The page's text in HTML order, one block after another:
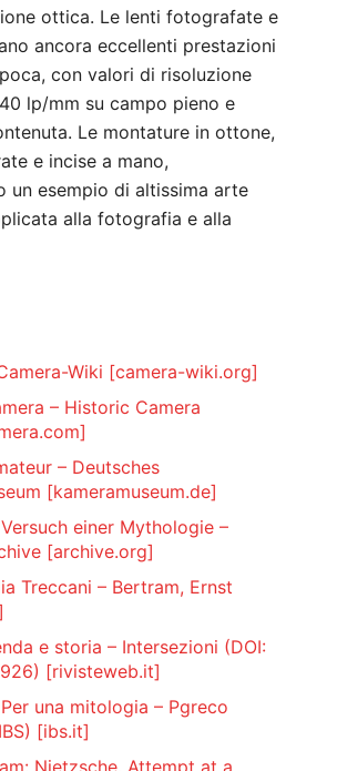
ottica. Le lenti fotografate e
ancora eccellenti prestazioni
con valori di risoluzione
lp/mm su campo pieno e
Le montature in ottone,
e incise a mano,
un esempio di altissima arte
alla fotografia e alla
Wiki [camera-wiki.org]
– Historic Camera
– Deutsches
[kameramuseum.de]
einer Mythologie –
[archive.org]
Treccani – Bertram, Ernst
e storia – Intersezioni (DOI:
[rivisteweb.it]
una mitologia – Pgreco
[ibs.it]
Nietzsche, Attempt at a